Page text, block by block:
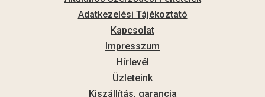
Adatkezelési Tájékoztató
Kapcsolat
Impresszum
Hírlevél
Üzleteink
Kiszállítás, garancia